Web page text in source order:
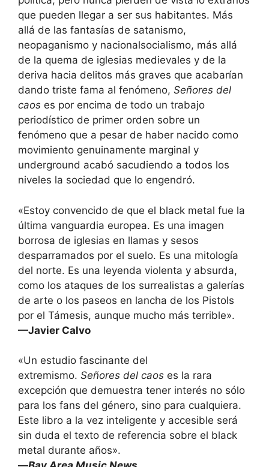
que pueden llegar a ser sus habitantes. Más
allá de las fantasías de satanismo,
neopaganismo y nacionalsocialismo, más allá
de la quema de iglesias medievales y de la
deriva hacia delitos más graves que acabarían
dando triste fama al fenómeno, Señores del
caos es por encima de todo un trabajo
periodístico de primer orden sobre un
fenómeno que a pesar de haber nacido como
movimiento genuinamente marginal y
underground acabó sacudiendo a todos los
niveles la sociedad que lo engendró.
«Estoy convencido de que el black metal fue la
última vanguardia europea. Es una imagen
borrosa de iglesias en llamas y sesos
desparramados por el suelo. Es una mitología
del norte. Es una leyenda violenta y absurda,
como los ataques de los surrealistas a galerías
de arte o los paseos en lancha de los Pistols
por el Támesis, aunque mucho más terrible».
—Javier Calvo
«Un estudio fascinante del
extremismo. Señores del caos es la rara
excepción que demuestra tener interés no sólo
para los fans del género, sino para cualquiera.
Este libro a la vez inteligente y accesible será
sin duda el texto de referencia sobre el black
metal durante años».